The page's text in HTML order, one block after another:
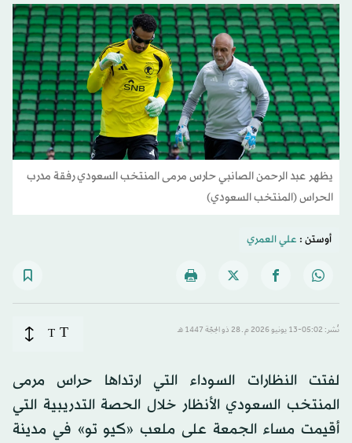
يظهر عبد الرحمن الصانبي حارس مرمى المنتخب السعودي رفقة مدرب
الحراس (المنتخب السعودي)
أوستن : علي العمري
نُشر: 05:02-13 يونيو 2026 م ـ 28 ذو الحِجّة 1447 هـ T
T
لفتت النظارات السوداء التي ارتداها حراس مرمى
المنتخب السعودي الأنظار خلال الحصة التدريبية التي
أقيمت مساء الجمعة على ملعب «كيو تو» في مدينة